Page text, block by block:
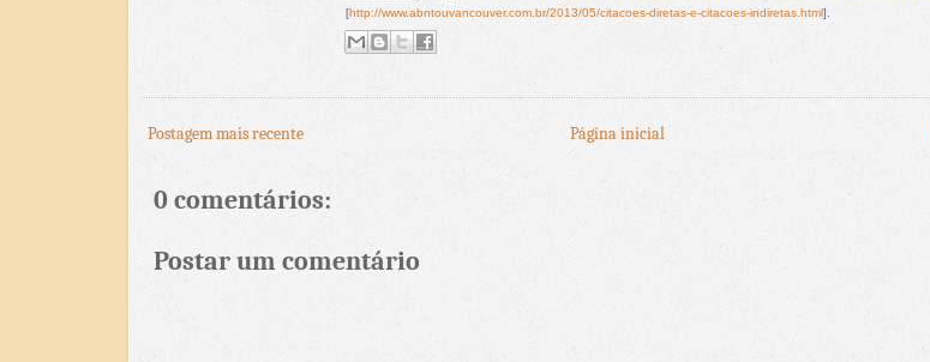
[http://www.abntouvancouver.com.br/2013/05/citacoes-diretas-e-citacoes-indiretas.html].
Postagem mais recente Página inicial
0 comentários:
Postar um comentário